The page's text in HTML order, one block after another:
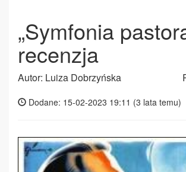
„Symfonia
recenzja
Autor: Luiza Dobrzyńska
Dodane: 15-02-2023 19:11 (3 lata temu)